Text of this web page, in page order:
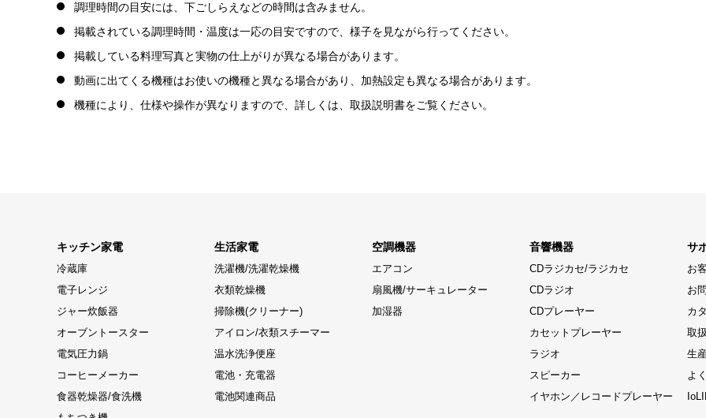
調理時間の目安には、下ごしらえなどの時間は含みません。
掲載されている調理時間・温度は一応の目安ですので、様子を見ながら行ってください。
掲載している料理写真と実物の仕上がりが異なる場合があります。
動画に出てくる機種はお使いの機種と異なる場合があり、加熱設定も異なる場合があります。
機種により、仕様や操作が異なりますので、詳しくは、取扱説明書をご覧ください。
キッチン家電
冷蔵庫
電子レンジ
ジャー炊飯器
オーブントースター
電気圧力鍋
コーヒーメーカー
食器乾燥器/食洗機
生活家電
洗濯機/洗濯乾燥機
衣類乾燥機
掃除機(クリーナー)
アイロン/衣類スチーマー
温水洗浄便座
電池・充電器
電池関連商品
空調機器
エアコン
扇風機/サーキュレーター
加湿器
音響機器
CDラジカセ/ラジカセ
CDラジオ
CDプレーヤー
カセットプレーヤー
ラジオ
スピーカー
イヤホン／レコードプレーヤー
サ
お
お
カ
取
生
よ